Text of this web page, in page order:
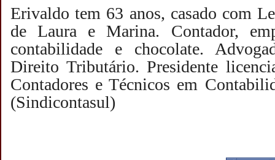
Erivaldo tem 63 anos, casado com
de Laura e Marina. Contador,
contabilidade e chocolate.
Direito Tributário. Presidente
Contadores e Técnicos em
(Sindicontasul)